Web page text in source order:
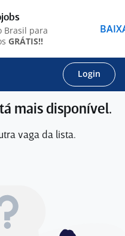
Login
mais disponível.
vaga da lista.
Brasil para
GRÁTIS!!